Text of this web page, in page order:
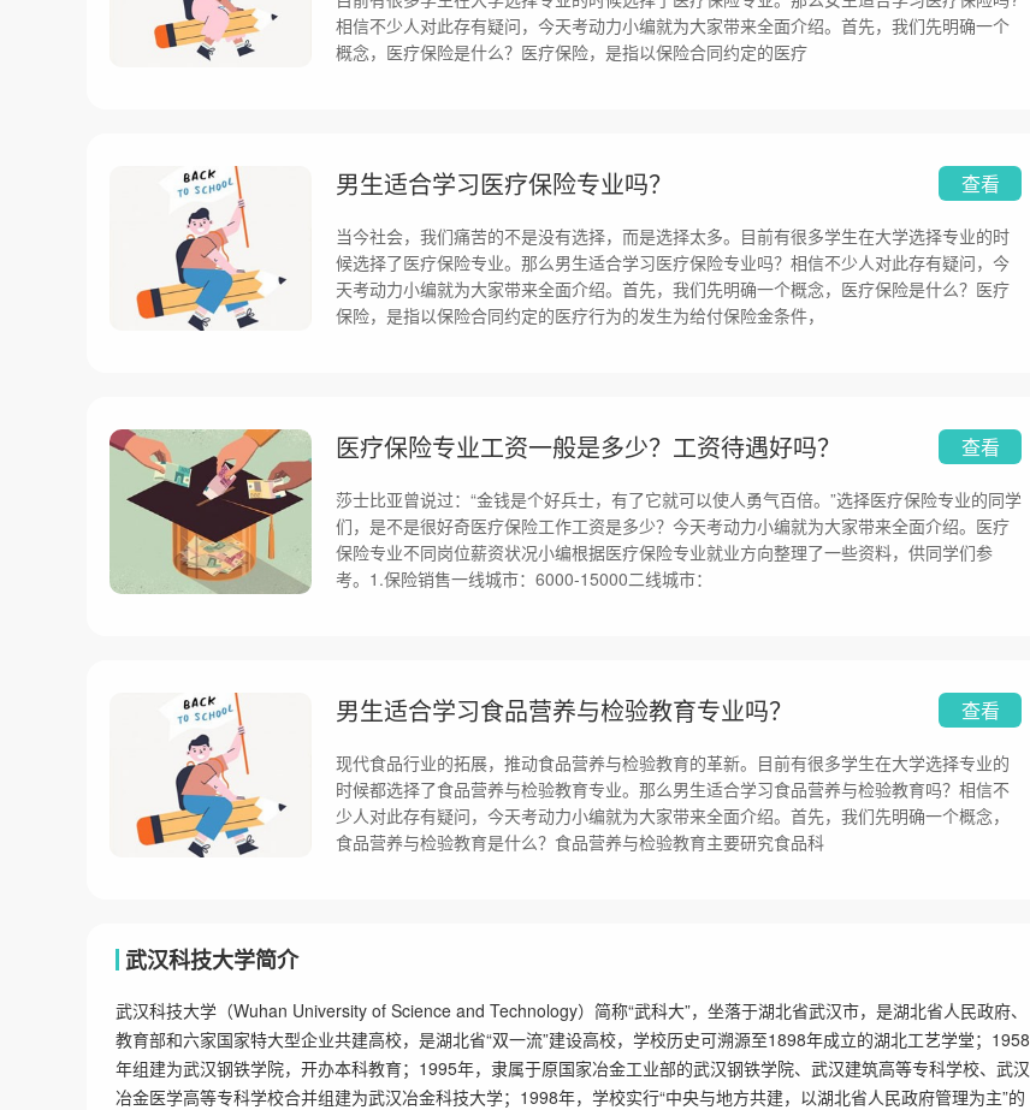
相信不少人对此存有疑问，今天考动力小编就为大家带来全面介绍。首先，我们先明确一个
概念，医疗保险是什么？医疗保险，是指以保险合同约定的医疗
男生适合学习医疗保险专业吗？ 查看
当今社会，我们痛苦的不是没有选择，而是选择太多。目前有很多学生在大学选择专业的时
候选择了医疗保险专业。那么男生适合学习医疗保险专业吗？相信不少人对此存有疑问，今
天考动力小编就为大家带来全面介绍。首先，我们先明确一个概念，医疗保险是什么？医疗
保险，是指以保险合同约定的医疗行为的发生为给付保险金条件，
医疗保险专业工资一般是多少？工资待遇好吗？ 查看
莎士比亚曾说过：“金钱是个好兵士，有了它就可以使人勇气百倍。”选择医疗保险专业的同学
们，是不是很好奇医疗保险工作工资是多少？今天考动力小编就为大家带来全面介绍。医疗
保险专业不同岗位薪资状况小编根据医疗保险专业就业方向整理了一些资料，供同学们参
考。1.保险销售一线城市：6000-15000二线城市：
男生适合学习食品营养与检验教育专业吗？ 查看
现代食品行业的拓展，推动食品营养与检验教育的革新。目前有很多学生在大学选择专业的
时候都选择了食品营养与检验教育专业。那么男生适合学习食品营养与检验教育吗？相信不
少人对此存有疑问，今天考动力小编就为大家带来全面介绍。首先，我们先明确一个概念，
食品营养与检验教育是什么？食品营养与检验教育主要研究食品科
武汉科技大学简介
武汉科技大学（Wuhan University of Science and Technology）简称“武科大”，坐落于湖北省武汉市，是湖北省人民政府、
教育部和六家国家特大型企业共建高校，是湖北省“双一流”建设高校，学校历史可溯源至1898年成立的湖北工艺学堂；1958
年组建为武汉钢铁学院，开办本科教育；1995年，隶属于原国家冶金工业部的武汉钢铁学院、武汉建筑高等专科学校、武汉
冶金医学高等专科学校合并组建为武汉冶金科技大学；1998年，学校实行“中央与地方共建，以湖北省人民政府管理为主”的